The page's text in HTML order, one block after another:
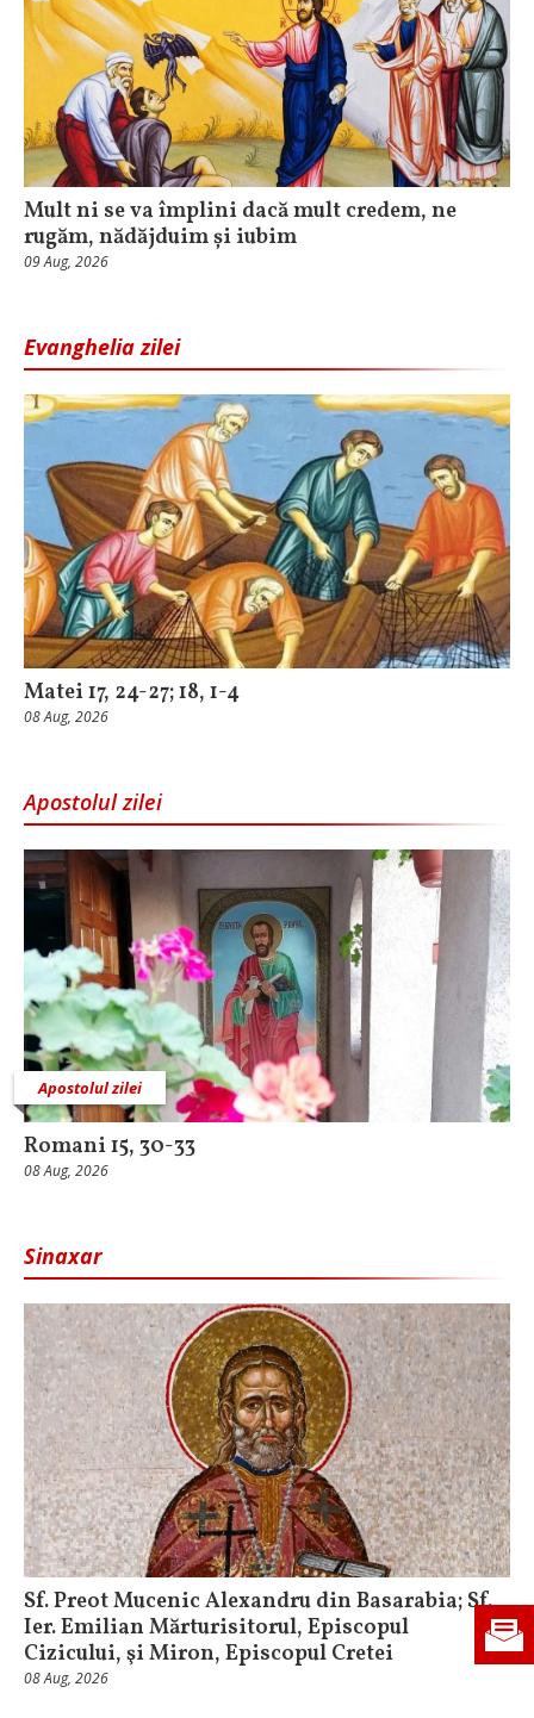
Mult ni se va împlini dacă mult credem, ne
rugăm, nădăjduim și iubim
09 Aug, 2026
Evanghelia zilei
Matei 17, 24-27; 18, 1-4
08 Aug, 2026
Apostolul zilei
Apostolul zilei
Romani 15, 30-33
08 Aug, 2026
Sinaxar
Sf. Preot Mucenic Alexandru din Basarabia; Sf.
Ier. Emilian Mărturisitorul, Episcopul
Cizicului, şi Miron, Episcopul Cretei
08 Aug, 2026